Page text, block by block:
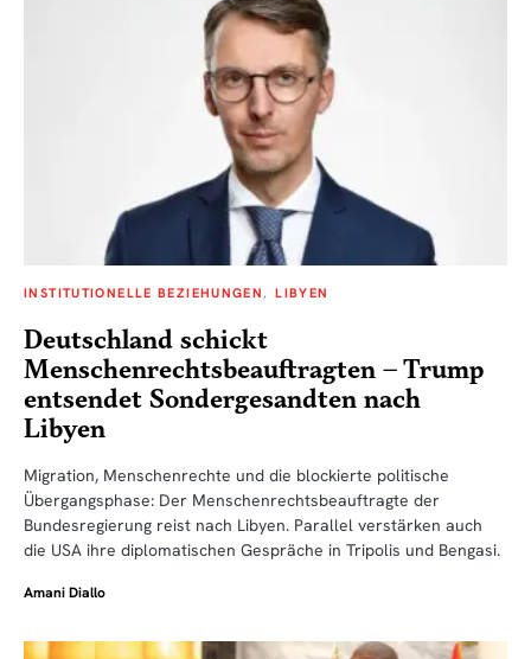
INSTITUTIONELLE BEZIEHUNGEN LIBYEN
Deutschland schickt
Menschenrechtsbeauftragten – Trump
entsendet Sondergesandten nach
Libyen
Migration, Menschenrechte und die blockierte politische
Übergangsphase: Der Menschenrechtsbeauftragte der
Bundesregierung reist nach Libyen. Parallel verstärken auch
die USA ihre diplomatischen Gespräche in Tripolis und Bengasi.
Amani Diallo